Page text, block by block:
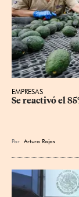
EMPRESAS
Se reactivó el
Por Arturo Rojas